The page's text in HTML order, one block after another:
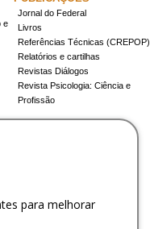
e
Jornal do Federal
Livros
Referências Técnicas (CREPOP)
Relatórios e cartilhas
Revistas Diálogos
Revista Psicologia: Ciência e
Profissão
para melhorar